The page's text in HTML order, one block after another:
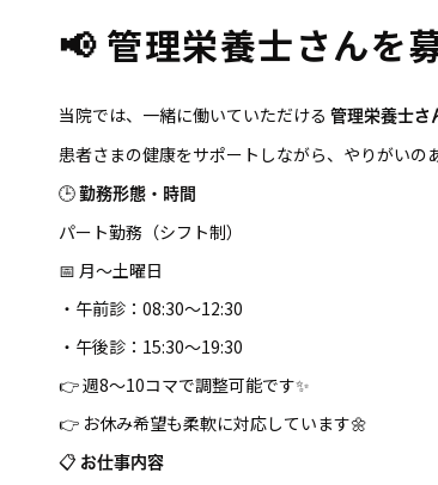
📢 管理栄養士さんを
当院では、一緒に働いていただける 管理栄養士さ
患者さまの健康をサポートしながら、やりがいの
🕒 勤務形態・時間
パート勤務（シフト制）
📅 月～土曜日
・午前診：08:30～12:30
・午後診：15:30～19:30
👉 週8～10コマで調整可能です✨
👉 お休み希望も柔軟に対応しています🌼
📋 お仕事内容